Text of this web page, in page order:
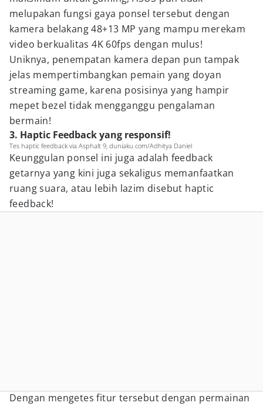
melupakan fungsi gaya ponsel tersebut dengan
kamera belakang 48+13 MP yang mampu merekam
video berkualitas 4K 60fps dengan mulus!
Uniknya, penempatan kamera depan pun tampak
jelas mempertimbangkan pemain yang doyan
streaming game, karena posisinya yang hampir
mepet bezel tidak mengganggu pengalaman
bermain!
3. Haptic Feedback yang responsif!
Tes haptic feedback via Asphalt 9, duniaku.com/Adhitya Daniel
Keunggulan ponsel ini juga adalah feedback
getarnya yang kini juga sekaligus memanfaatkan
ruang suara, atau lebih lazim disebut haptic
feedback!
Dengan mengetes fitur tersebut dengan permainan